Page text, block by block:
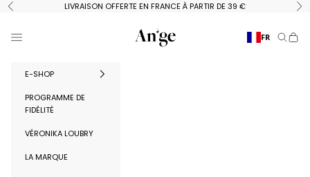
Passer au contenu
Précédent LIVRAISON OFFERTE EN FRANCE À PARTIR DE 39 €
Ange Paris
Menu FR
E-SHOP
PROGRAMME DE
FIDÉLITÉ
VÉRONIKA LOUBRY
LA MARQUE